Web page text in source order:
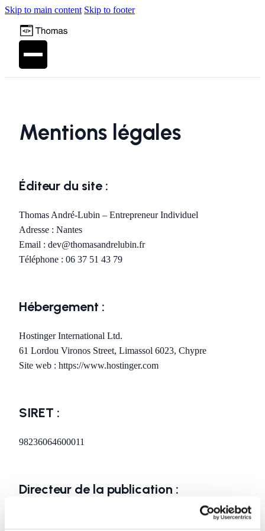
Skip to main content Skip to footer
Mentions légales
Éditeur du site :
Thomas André-Lubin – Entrepreneur Individuel
Adresse : Nantes
Email : dev@thomasandrelubin.fr
Téléphone : 06 37 51 43 79
Hébergement :
Hostinger International Ltd.
61 Lordou Vironos Street, Limassol 6023, Chypre
Site web : https://www.hostinger.com
SIRET :
98236064600011
Directeur de la publication :